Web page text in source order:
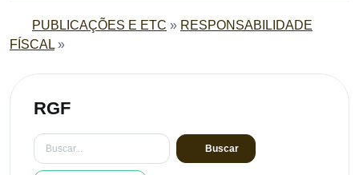
PUBLICAÇÕES E ETC » RESPONSABILIDADE
FÍSCAL »
RGF
Buscar